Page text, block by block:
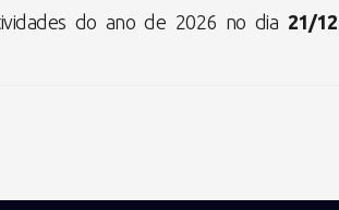
do ano de 2026 no dia 21/12